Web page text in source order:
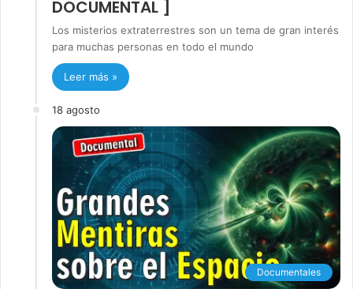
DOCUMENTAL ]
Los misterios extraterrestres son un tema de gran interés
para muchas personas en todo el mundo
Leer más »
18 agosto
Documentales